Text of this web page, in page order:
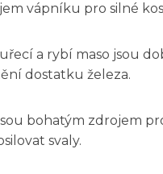
vápníku pro silné
a rybí maso jsou
dostatku železa.
bohatým zdrojem
svaly.